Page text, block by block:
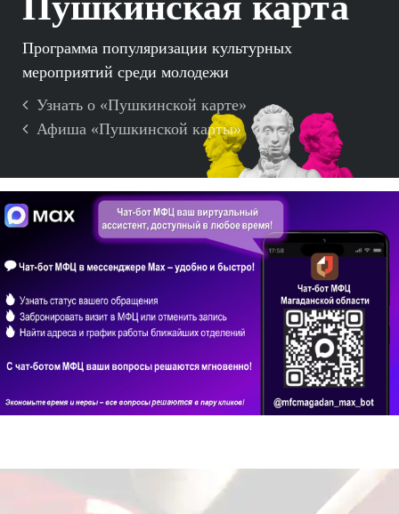
Программа популяризации культурных
мероприятий среди молодежи
Узнать о «Пушкинской карте»
Афиша «Пушкинской карты»